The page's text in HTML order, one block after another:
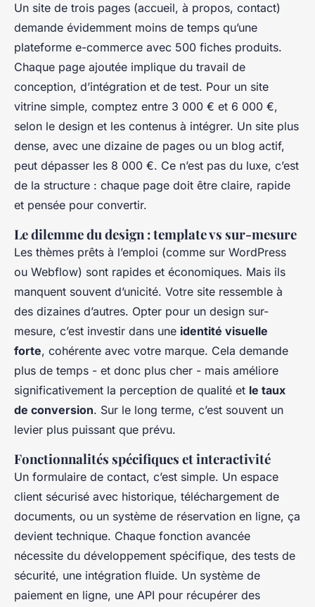
Un site de trois pages (accueil, à propos, contact)
demande évidemment moins de temps qu’une
plateforme e-commerce avec 500 fiches produits.
Chaque page ajoutée implique du travail de
conception, d’intégration et de test. Pour un site
vitrine simple, comptez entre 3 000 € et 6 000 €,
selon le design et les contenus à intégrer. Un site plus
dense, avec une dizaine de pages ou un blog actif,
peut dépasser les 8 000 €. Ce n’est pas du luxe, c’est
de la structure : chaque page doit être claire, rapide
et pensée pour convertir.
Le dilemme du design : template vs sur-mesure
Les thèmes prêts à l’emploi (comme sur WordPress
ou Webflow) sont rapides et économiques. Mais ils
manquent souvent d’unicité. Votre site ressemble à
des dizaines d’autres. Opter pour un design sur-
mesure, c’est investir dans une identité visuelle
forte, cohérente avec votre marque. Cela demande
plus de temps - et donc plus cher - mais améliore
significativement la perception de qualité et le taux
de conversion. Sur le long terme, c’est souvent un
levier plus puissant que prévu.
Fonctionnalités spécifiques et interactivité
Un formulaire de contact, c’est simple. Un espace
client sécurisé avec historique, téléchargement de
documents, ou un système de réservation en ligne, ça
devient technique. Chaque fonction avancée
nécessite du développement spécifique, des tests de
sécurité, une intégration fluide. Un système de
paiement en ligne, une API pour récupérer des